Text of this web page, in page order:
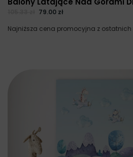
79.00 zł
Najniższa cena promocyjna z ostatnich